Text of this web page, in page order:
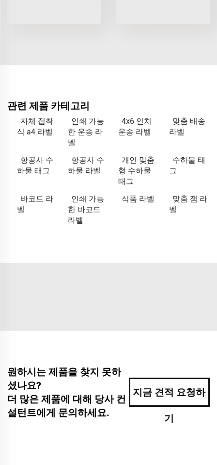
관련 제품 카테고리
자체 접착
식 a4 라벨
인쇄 가능
한 운송 라
벨
4x6 인치
운송 라벨
맞춤 배송
라벨
항공사 수
하물 태그
항공사 수
하물 라벨
개인 맞춤
형 수하물
태그
수하물 태
그
바코드 라
벨
인쇄 가능
한 바코드
라벨
식품 라벨
맞춤 잼 라
벨
원하시는 제품을 찾지 못하
셨나요?
더 많은 제품에 대해 당사 컨
설턴트에게 문의하세요.
지금 견적 요청하
기